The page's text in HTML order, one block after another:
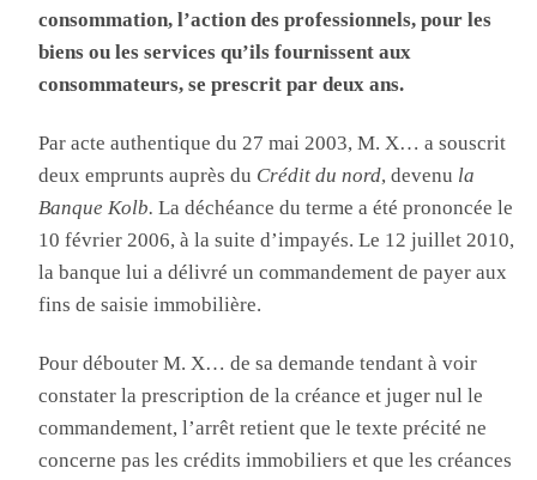
consommation, l’action des professionnels, pour les
biens ou les services qu’ils fournissent aux
consommateurs, se prescrit par deux ans.
Par acte authentique du 27 mai 2003, M. X… a souscrit
deux emprunts auprès du Crédit du nord, devenu la
Banque Kolb.La déchéance du terme a été prononcée le
10 février 2006, à la suite d’impayés. Le 12 juillet 2010,
la banque lui a délivré un commandement de payer aux
fins de saisie immobilière.
Pour débouter M. X… de sa demande tendant à voir
constater la prescription de la créance et juger nul le
commandement, l’arrêt retient que le texte précité ne
concerne pas les crédits immobiliers et que les créances